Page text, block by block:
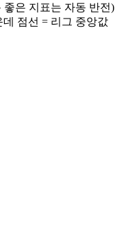
좋은 지표는 자동 반전)
점선 = 리그 중앙값